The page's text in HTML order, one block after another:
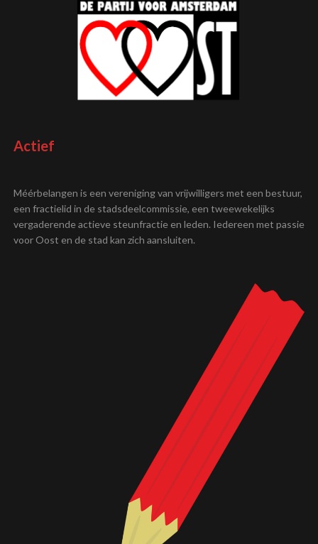
Actief
Méérbelangen is een vereniging van vrijwilligers met een bestuur,
een fractielid in de stadsdeelcommissie, een tweewekelijks
vergaderende actieve steunfractie en leden. Iedereen met passie
voor Oost en de stad kan zich aansluiten.